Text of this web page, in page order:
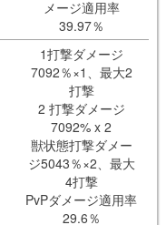
メージ適用率
39.97％
1打撃ダメージ
7092％×1、最大2
打撃
2 打撃ダメージ
7092% x 2
獣状態打撃ダメー
ジ5043％×2、最大
4打撃
PvPダメージ適用率
29.6％